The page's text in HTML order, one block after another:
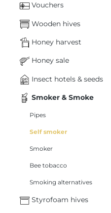
Vouchers
Wooden hives
Honey harvest
Honey sale
Insect hotels & seeds
Smoker & Smoke
Pipes
Self smoker
Smoker
Bee tobacco
Smoking alternatives
Styrofoam hives